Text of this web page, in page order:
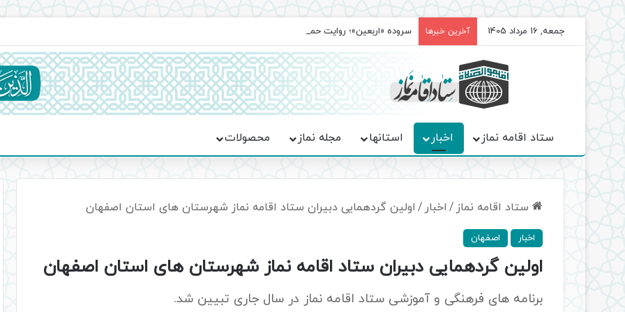
جمعه, 16 مرداد 1405 آخرین خبرها سروده‌ «اربعین»؛ روایت حماسه، استقامت و تمدن‌سازی امت اسلامی
ستاد اقامه نماز اخبار استانها مجله نماز محصولات
ستاد اقامه نماز / اخبار / اولین گردهمایی دبیران ستاد اقامه نماز شهرستان های استان اصفهان
اخبار اصفهان
اولین گردهمایی دبیران ستاد اقامه نماز شهرستان های استان اصفهان
برنامه های فرهنگی و آموزشی ستاد اقامه نماز در سال جاری تبیین شد.